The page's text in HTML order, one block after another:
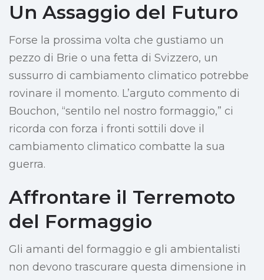
Un Assaggio del Futuro
Forse la prossima volta che gustiamo un
pezzo di Brie o una fetta di Svizzero, un
sussurro di cambiamento climatico potrebbe
rovinare il momento. L’arguto commento di
Bouchon, “sentilo nel nostro formaggio,” ci
ricorda con forza i fronti sottili dove il
cambiamento climatico combatte la sua
guerra.
Affrontare il Terremoto
del Formaggio
Gli amanti del formaggio e gli ambientalisti
non devono trascurare questa dimensione in